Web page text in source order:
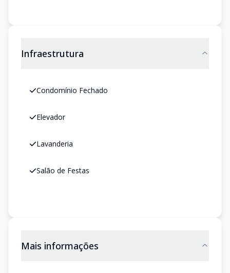
Infraestrutura
Condomínio Fechado
Elevador
Lavanderia
Salão de Festas
Mais informações